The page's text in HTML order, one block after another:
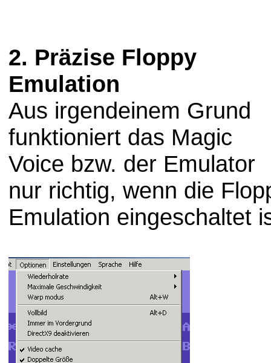
2. Präzise Floppy
Emulation
Aus irgendeinem Grund
funktioniert das Magic
Voice bzw. der Emulator
nur richtig, wenn die
Emulation eingeschaltet